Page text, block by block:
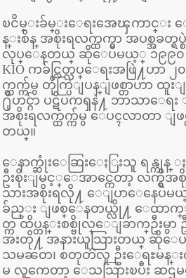
ၿငိမ္းခ်မ္းေရးအေၾကာင္း
န္းစိန္ အစိုးရလက္ထက္မွာ အပစ္အခတ္
လုပ္ေနတယ္ ဆိုေပမယ့္ ၁၉၉၀ ဝန္
KIO ကခ်င္လြတ္လပ္ေရးအဖြဲ႔ဟာ
က္ထက္က်မွ တိုက္ပြဲျပန္ျဖစ္တာဟာ ထူး
႐ိုဟင္ဂ်ာ ပဋိပကၡနဲ႔ ဘာသာေရ
အစိုးရလက္ထက္က်မွ ေပၚလာတာ ျ
တယ္။
ေနာက္ဆုံးေဆြးေႏြးသူ ရန္ကု
ဦးစိုးျမင့္ေအာင္ကေတာ့ လက္ရွိအ
သားအစိုးရလို႔ ေျပာေနေပမ
ခ်ည္း ျဖစ္ေနတယ္လို႔ ေထာက္
တ္က ထိပ္တန္းစစ္ဗိုလ္ေျခာက္ဦးမွ
အးတို႔ အနားယူသြားတယ္ ဆို
သမၼတ၊ စတုတၳလူ ဦးေရႊမန္
မ လူကေတာ့ ေသသြားၿပီး ဆ